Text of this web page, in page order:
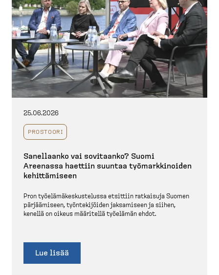
25.06.2026
PROSTOORI
Sanellaanko vai sovitaanko? Suomi
Areenassa haettiin suuntaa työmark­ki­noiden
kehittä­miseen
Pron työelä­mä­kes­kus­telussa etsittiin ratkaisuja Suomen
pärjää­miseen, työnte­ki­jöiden jaksamiseen ja siihen,
kenellä on oikeus määritellä työelämän ehdot.
Lue lisää